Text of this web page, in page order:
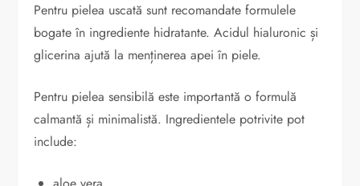
Pentru pielea uscată sunt recomandate formulele
bogate în ingrediente hidratante. Acidul hialuronic și
glicerina ajută la menținerea apei în piele.
Pentru pielea sensibilă este importantă o formulă
calmantă și minimalistă. Ingredientele potrivite pot
include: